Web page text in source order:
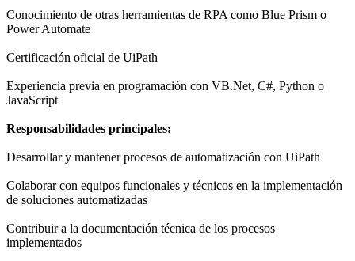
Conocimiento de otras herramientas de RPA como Blue Prism o
Power Automate
Certificación oficial de UiPath
Experiencia previa en programación con VB.Net, C#, Python o
JavaScript
Responsabilidades principales:
Desarrollar y mantener procesos de automatización con UiPath
Colaborar con equipos funcionales y técnicos en la implementación
de soluciones automatizadas
Contribuir a la documentación técnica de los procesos
implementados